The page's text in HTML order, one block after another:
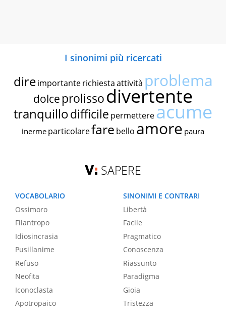
I sinonimi più ricercati
dire importante richiestaattività problema
dolce prolissodivertente
tranquillodifficile permettereacume
inerme particolarefare bello amore paura
SAPERE
VOCABOLARIO
Ossimoro
Filantropo
Idiosincrasia
Pusillanime
Refuso
Neofita
Iconoclasta
Apotropaico
SINONIMI E CONTRARI
Libertà
Facile
Pragmatico
Conoscenza
Riassunto
Paradigma
Gioia
Tristezza